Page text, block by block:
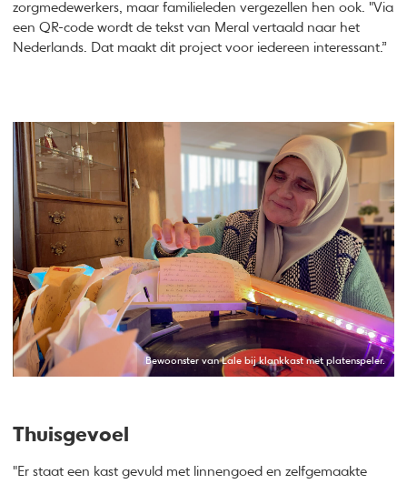
zorgmedewerkers, maar familieleden vergezellen hen ook. "Via
een QR-code wordt de tekst van Meral vertaald naar het
Nederlands. Dat maakt dit project voor iedereen interessant.”
Bewoonster van Lale bij klankkast met platenspeler.
Thuisgevoel
"Er staat een kast gevuld met linnengoed en zelfgemaakte